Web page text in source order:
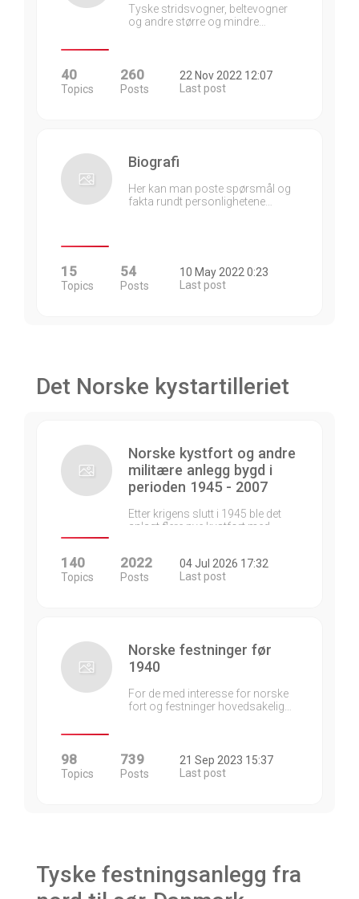
Tyske stridsvogner, beltevogner
og andre større og mindre…
40
Topics
260
Posts
22 Nov 2022 12:07
Last post
Biografi
Her kan man poste spørsmål og
fakta rundt personlighetene…
15
Topics
54
Posts
10 May 2022 0:23
Last post
Det Norske kystartilleriet
Norske kystfort og andre
militære anlegg bygd i
perioden 1945 - 2007
Etter krigens slutt i 1945 ble det
anlagt flere nye kystfort med…
140
Topics
2022
Posts
04 Jul 2026 17:32
Last post
Norske festninger før
1940
For de med interesse for norske
fort og festninger hovedsakelig…
98
Topics
739
Posts
21 Sep 2023 15:37
Last post
Tyske festningsanlegg fra